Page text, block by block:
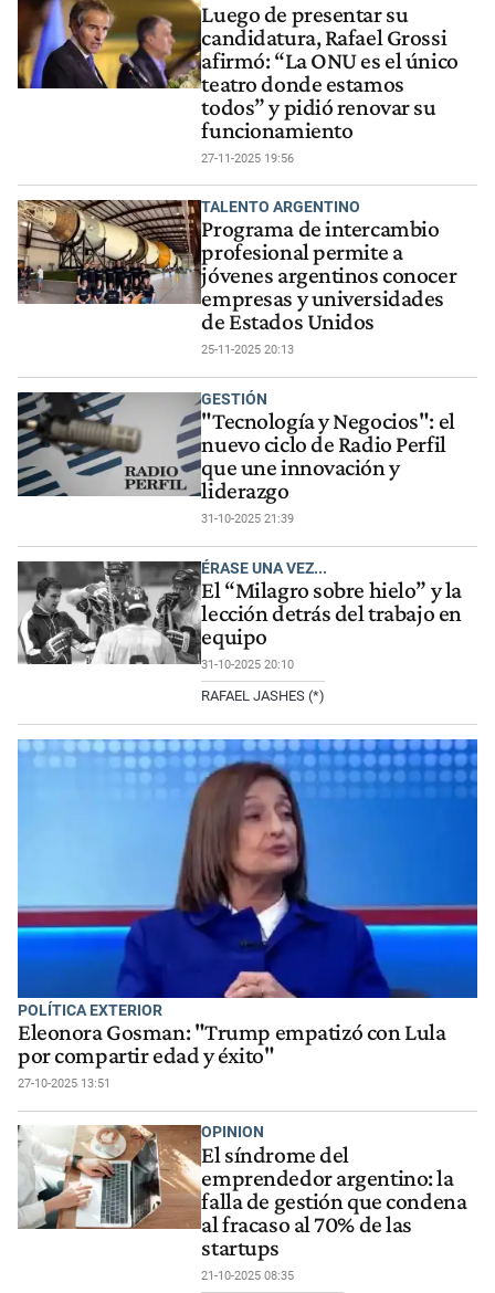
Luego de presentar su
candidatura, Rafael Grossi
afirmó: “La ONU es el único
teatro donde estamos
todos” y pidió renovar su
funcionamiento
27-11-2025 19:56
TALENTO ARGENTINO
Programa de intercambio
profesional permite a
jóvenes argentinos conocer
empresas y universidades
de Estados Unidos
25-11-2025 20:13
GESTIÓN
"Tecnología y Negocios": el
nuevo ciclo de Radio Perfil
que une innovación y
liderazgo
31-10-2025 21:39
ÉRASE UNA VEZ...
El “Milagro sobre hielo” y la
lección detrás del trabajo en
equipo
31-10-2025 20:10
RAFAEL JASHES (*)
POLÍTICA EXTERIOR
Eleonora Gosman: "Trump empatizó con Lula
por compartir edad y éxito"
27-10-2025 13:51
OPINION
El síndrome del
emprendedor argentino: la
falla de gestión que condena
al fracaso al 70% de las
startups
21-10-2025 08:35